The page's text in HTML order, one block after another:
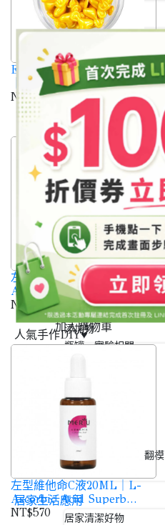
DIY各式原料
植物油
植物萃取
純露花水
原液
各式乳化劑
增稠類
各式抗菌劑
起泡劑、界面活性劑
保濕原料
抗老、生化原料
維他命類
美白、去角質類
柔敏類
髮用原料
隔離類
染料、色料、金蔥
添加物
瓶罐、實驗相關
人氣手作DIY♥
DIY擴香瓶
DIY香水香氛
DIY手工皂
石膏、樹脂、矽膠翻模
組合包
居家生活應用
居家清潔好物
EGF逆轉肌齡時空膠囊50顆
｜EGF Recovery
Concentrate
NT$2,300
加入購物車
左型維他命C液100ML｜L-
Ascorbic Acid Superb
Radiance Serum
NT$1,760
加入購物車
左型維他命C液20ML｜L-
Ascorbic Acid Superb
Radiance Serum
NT$570